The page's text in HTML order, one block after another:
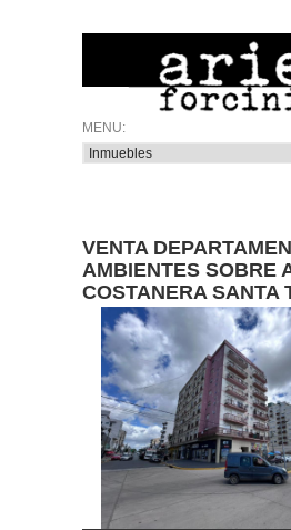
VENTA
AMBIENTES SOBRE
COSTANERA SANTA